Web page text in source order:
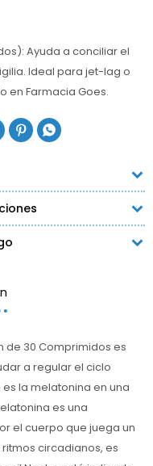
Ayuda a conciliar el
Ideal para jet-lag o
en Farmacia Goes.
 
de 30 Comprimidos es
a regular el ciclo
la melatonina en una
es una
el cuerpo que juega un
circadianos, es